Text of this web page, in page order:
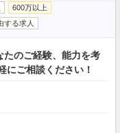
600万以上
する求人
のご経験、能力を考
にご相談ください！